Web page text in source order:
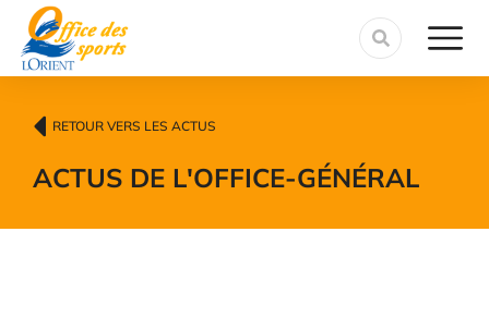
principal
RETOUR VERS LES ACTUS
ACTUS DE L'OFFICE-GÉNÉRAL